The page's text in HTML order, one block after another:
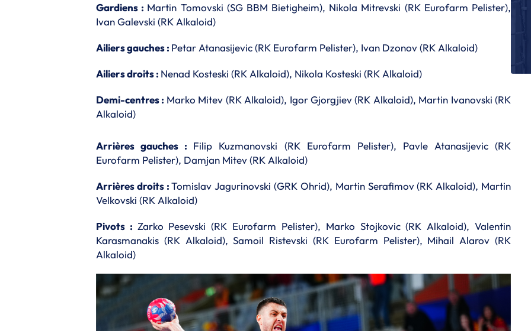
Gardiens : Martin Tomovski (SG BBM Bietigheim), Nikola Mitrevski (RK Eurofarm Pelister),
Ivan Galevski (RK Alkaloid)
Ailiers gauches : Petar Atanasijevic (RK Eurofarm Pelister), Ivan Dzonov (RK Alkaloid)
Ailiers droits : Nenad Kosteski (RK Alkaloid), Nikola Kosteski (RK Alkaloid)
Demi-centres : Marko Mitev (RK Alkaloid), Igor Gjorgjiev (RK Alkaloid), Martin Ivanovski (RK
Alkaloid)
Arrières gauches : Filip Kuzmanovski (RK Eurofarm Pelister), Pavle Atanasijevic (RK
Eurofarm Pelister), Damjan Mitev (RK Alkaloid)
Arrières droits :Tomislav Jagurinovski (GRK Ohrid), Martin Serafimov (RK Alkaloid), Martin
Velkovski (RK Alkaloid)
Pivots : Zarko Pesevski (RK Eurofarm Pelister), Marko Stojkovic (RK Alkaloid), Valentin
Karasmanakis (RK Alkaloid), Samoil Ristevski (RK Eurofarm Pelister), Mihail Alarov (RK
Alkaloid)